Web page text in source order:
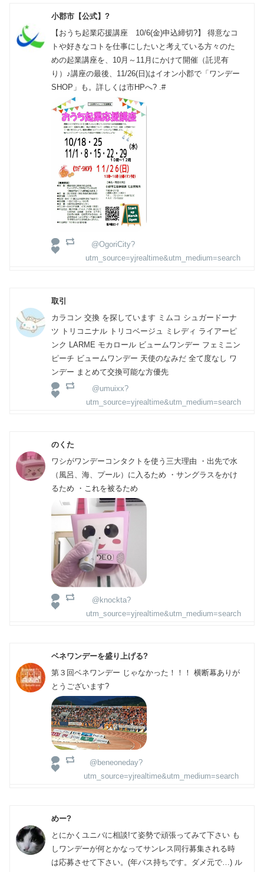
小郡市【公式】?
【おうち起業応援講座 10/6(金)申込締切?】 得意なコ
トや好きなコトを仕事にしたいと考えている方々のた
めの起業講座を、10月～11月にかけて開催（託児有
り）♪講座の最後、11/26(日)はイオン小郡で「ワンデー
SHOP」も。詳しくは市HPへ? .#
@OgoriCity?
utm_source=yjrealtime&utm_medium=search
取引
カラコン 交換 を探しています ミムコ シュガードーナ
ツ トリコニナル トリコベージュ ミレディ ライアーピ
ンク LARME モカロール ビュームワンデー フェミニン
ピーチ ビュームワンデー 天使のなみだ 全て度なし ワ
ンデー まとめて交換可能な方優先
@umuixx?
utm_source=yjrealtime&utm_medium=search
のくた
ワシがワンデーコンタクトを使う三大理由 ・出先で水
（風呂、海、プール）に入るため ・サングラスをかけ
るため ・これを被るため
@knockta?
utm_source=yjrealtime&utm_medium=search
ベネワンデーを盛り上げる?
第３回ベネワンデー じゃなかった！！！ 横断幕ありが
とうございます?
@beneoneday?
utm_source=yjrealtime&utm_medium=search
めー?
とにかくユニバに相談!て姿勢で頑張ってみて下さい も
しワンデーが何とかなってサンレス同行募集される時
は応募させて下さい。(年パス持ちです。ダメ元で…) ル